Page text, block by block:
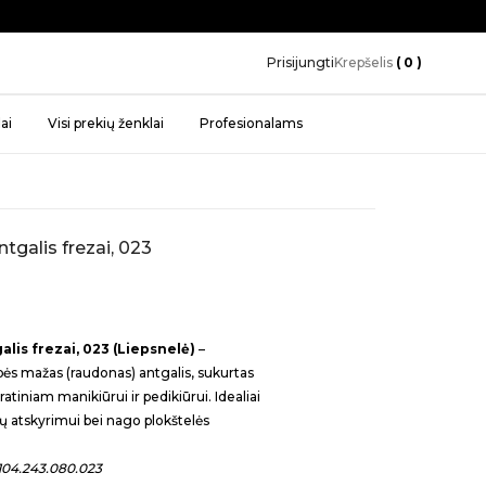
PrisijungtiKrepšelis ( 0 )
Visi prekių ženklai Profesionalams
frezai, 023
frezai, 023 (Liepsnelė) –
mažas (raudonas) antgalis, sukurtas
manikiūrui ir pedikiūrui. Idealiai
atskyrimui bei nago plokštelės